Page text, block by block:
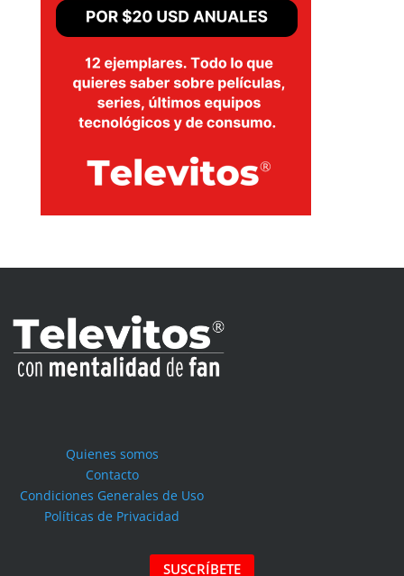
Quienes somos
Contacto
Condiciones Generales de Uso
Políticas de Privacidad
SUSCRÍBETE